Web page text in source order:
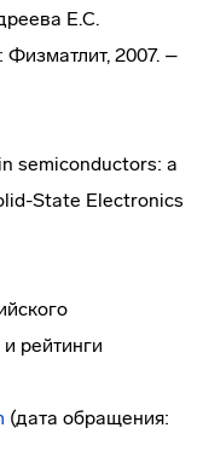
Е.С.
2007. –
semiconductors: а
State Electronics
рейтинги
(дата обращения: